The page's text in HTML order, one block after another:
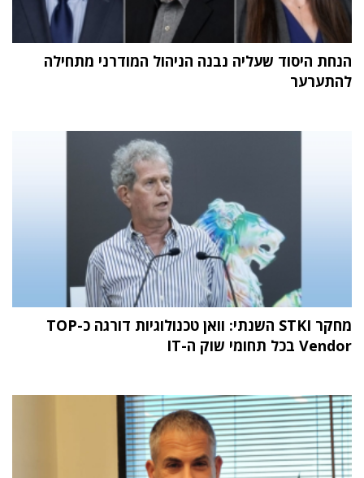
הנחת היסוד שעליה נבנה הניהול המודרני מתחילה
להתערער
מחקר STKI השנתי: וואן טכנולוגיות דורגה כ-TOP
Vendor בכל תחומי שוק ה-IT